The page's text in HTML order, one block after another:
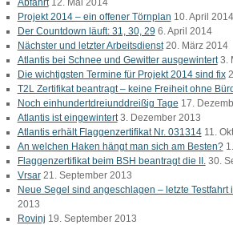
Projekt 2014 – ein offener Törnplan 10. April 2014
Der Countdown läuft: 31, 30, 29 6. April 2014
Nächster und letzter Arbeitsdienst 20. März 2014
Atlantis bei Schnee und Gewitter ausgewintert 3.
Die wichtigsten Termine für Projekt 2014 sind fix
T2L Zertifikat beantragt – keine Freiheit ohne
Noch einhundertdreiunddreißig Tage 17.
Atlantis ist eingewintert 3. Dezember 2013
Atlantis erhält Flaggenzertifikat Nr. 031314 11.
An welchen Haken hängt man sich am Besten?
Flaggenzertifikat beim BSH beantragt die II. 30.
Vrsar 21. September 2013
Neue Segel sind angeschlagen – letzte Testfahrt
2013
Rovinj 19. September 2013